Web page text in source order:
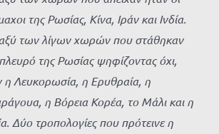
της Ρωσίας, Κίνα, Ιράν και Ινδία.
των λίγων χωρών που στάθηκαν
της Ρωσίας ψηφίζοντας όχι,
η Λευκορωσία, η Ερυθραία, η
η Βόρεια Κορέα, το Μάλι και η
Δύο τροπολογίες που πρότεινε η